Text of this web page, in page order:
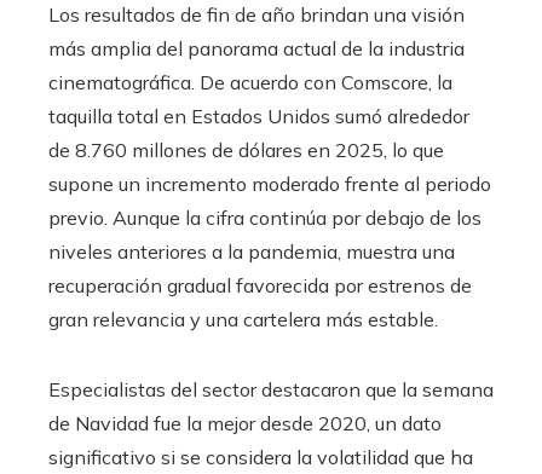
Los resultados de fin de año brindan una visión
más amplia del panorama actual de la industria
cinematográfica. De acuerdo con Comscore, la
taquilla total en Estados Unidos sumó alrededor
de 8.760 millones de dólares en 2025, lo que
supone un incremento moderado frente al periodo
previo. Aunque la cifra continúa por debajo de los
niveles anteriores a la pandemia, muestra una
recuperación gradual favorecida por estrenos de
gran relevancia y una cartelera más estable.
Especialistas del sector destacaron que la semana
de Navidad fue la mejor desde 2020, un dato
significativo si se considera la volatilidad que ha